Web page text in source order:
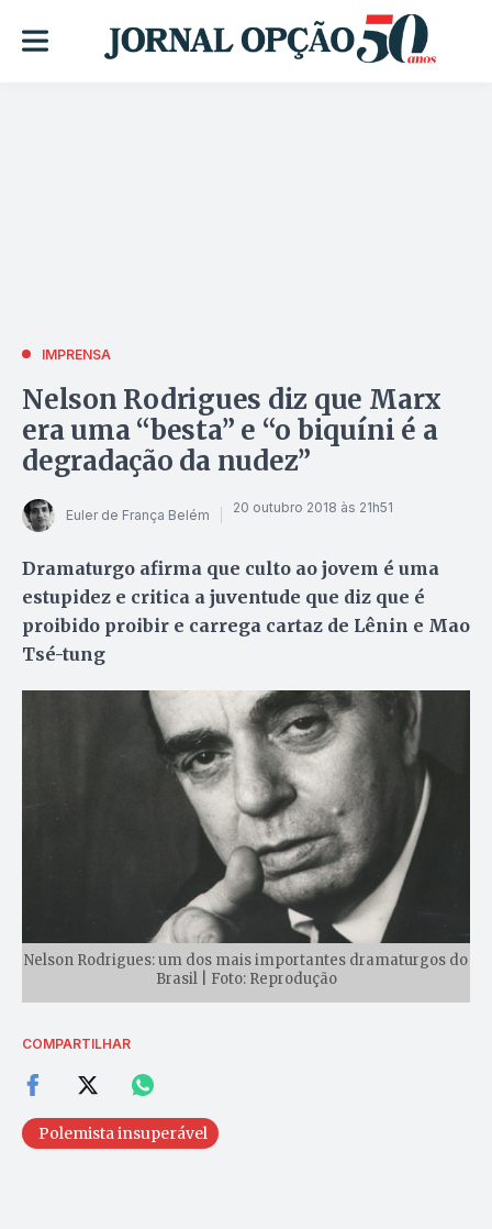
IMPRENSA
Nelson Rodrigues diz que Marx
era uma “besta” e “o biquíni é a
degradação da nudez”
Euler de França Belém 20 outubro 2018 às 21h51
Dramaturgo afirma que culto ao jovem é uma
estupidez e critica a juventude que diz que é
proibido proibir e carrega cartaz de Lênin e Mao
Tsé-tung
Nelson Rodrigues: um dos mais importantes dramaturgos do
Brasil | Foto: Reprodução
COMPARTILHAR
Polemista insuperável